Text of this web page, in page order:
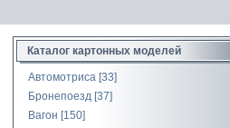
Каталог картонных моделей
Автомотриса [33]
Бронепоезд [37]
Вагон [150]